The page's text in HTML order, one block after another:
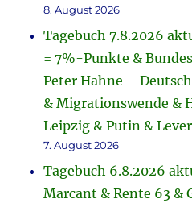
8. August 2026
Tagebuch 7.8.2026
= 7%-Punkte &
Peter Hahne –
& Migrationswende &
Leipzig & Putin &
7. August 2026
Tagebuch 6.8.2026
Marcant & Rente 63 &